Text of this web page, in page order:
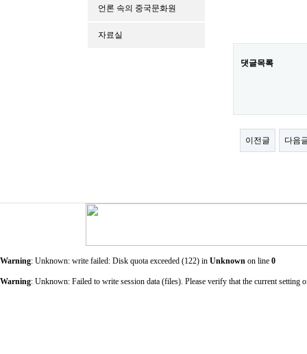
언론 속의 중국문화원
자료실
댓글목록
이전글 다음
Warning: Unknown: write failed: Disk quota exceeded (122) in Unknown on line 0
Warning: Unknown: Failed to write session data (files). Please verify that the current